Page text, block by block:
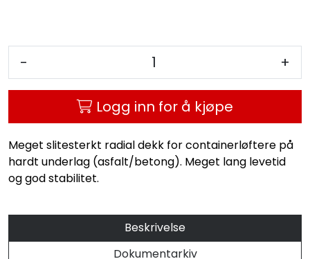
- +
Logg inn for å kjøpe
Meget slitesterkt radial dekk for containerløftere på
hardt underlag (asfalt/betong). Meget lang levetid
og god stabilitet.
Beskrivelse
Dokumentarkiv